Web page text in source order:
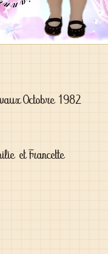
Octobre 1982
et Francette